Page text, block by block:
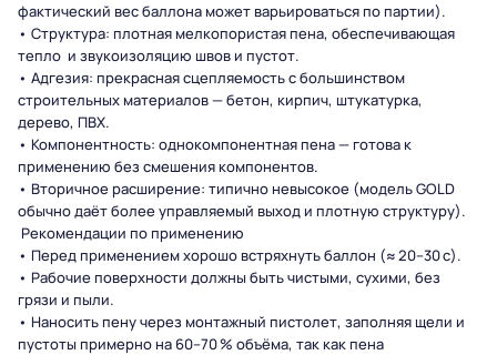
фактический вес баллона может варьироваться по партии).
• Структура: плотная мелкопористая пена, обеспечивающая
тепло и звукоизоляцию швов и пустот.
• Адгезия: прекрасная сцепляемость с большинством
строительных материалов — бетон, кирпич, штукатурка,
дерево, ПВХ.
• Компонентность: однокомпонентная пена — готова к
применению без смешения компонентов.
• Вторичное расширение: типично невысокое (модель GOLD
обычно даёт более управляемый выход и плотную структуру).
Рекомендации по применению
• Перед применением хорошо встряхнуть баллон (≈ 20–30 с).
• Рабочие поверхности должны быть чистыми, сухими, без
грязи и пыли.
• Наносить пену через монтажный пистолет, заполняя щели и
пустоты примерно на 60–70 % объёма, так как пена